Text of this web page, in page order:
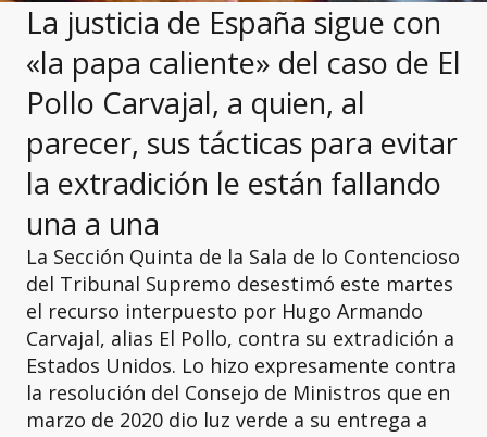
La justicia de España sigue con
«la papa caliente» del caso de El
Pollo Carvajal, a quien, al
parecer, sus tácticas para evitar
la extradición le están fallando
una a una
La Sección Quinta de la Sala de lo Contencioso
del Tribunal Supremo desestimó este martes
el recurso interpuesto por Hugo Armando
Carvajal, alias El Pollo, contra su extradición a
Estados Unidos. Lo hizo expresamente contra
la resolución del Consejo de Ministros que en
marzo de 2020 dio luz verde a su entrega a